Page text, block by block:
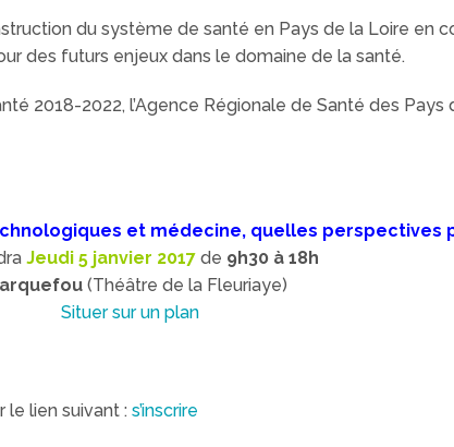
du système de santé en Pays de la Loire en
des futurs enjeux dans le domaine de la santé.
2018-2022, l’Agence Régionale de Santé des
et médecine, quelles perspectives
Jeudi 5 janvier 2017 de 9h30 à 18h
(Théâtre de la Fleuriaye)
Situer sur un plan
le lien suivant : s’inscrire